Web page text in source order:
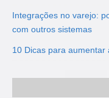
Integrações no varejo:
com outros sistemas
10 Dicas para